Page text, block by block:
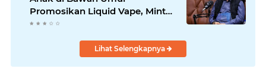
Promosikan Liquid Vape, Minta
Aparat Bertindak Tegas
Lihat Selengkapnya